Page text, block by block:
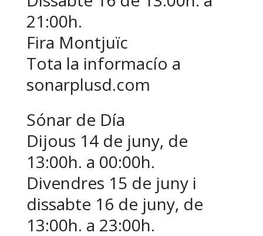
21:00h.
Fira Montjuïc
Tota la informacío a
sonarplusd.com
Sónar de Día
Dijous 14 de juny, de
13:00h. a 00:00h.
Divendres 15 de juny i
dissabte 16 de juny, de
13:00h. a 23:00h.